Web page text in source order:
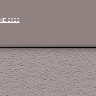
2023